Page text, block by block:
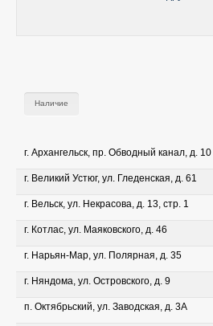
Наличие
г. Архангельск, пр. Обводный канал, д. 10
г. Великий Устюг, ул. Гледенская, д. 61
г. Вельск, ул. Некрасова, д. 13, стр. 1
г. Котлас, ул. Маяковского, д. 46
г. Нарьян-Мар, ул. Полярная, д. 35
г. Няндома, ул. Островского, д. 9
п. Октябрьский, ул. Заводская, д. 3А